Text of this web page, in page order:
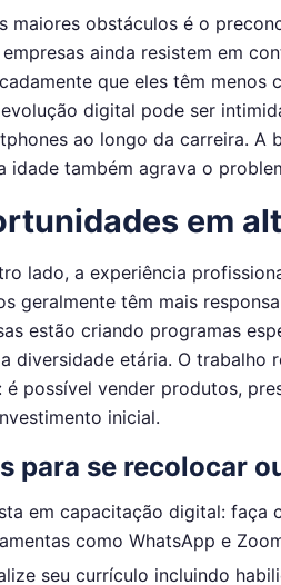
maiores obstáculos é o
ainda resistem em
que eles têm menos
digital pode ser
ao longo da carreira. A
idade também agrava o
em
lado, a experiência
geralmente têm mais
estão criando programas
diversidade etária. O trabalho
é possível vender produtos,
inicial.
para se recolocar
em capacitação digital: faça
como WhatsApp e
seu currículo incluindo